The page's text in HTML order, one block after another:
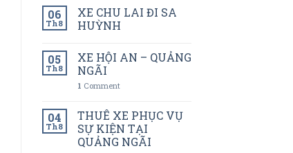
06
Th8
XE CHU LAI ĐI SA
HUỲNH
05
Th8
XE HỘI AN – QUẢNG
NGÃI
1 Comment
04
Th8
THUÊ XE PHỤC VỤ
SỰ KIỆN TẠI
QUẢNG NGÃI